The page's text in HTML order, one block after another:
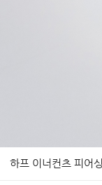
하프 이너컨츠 피어싱